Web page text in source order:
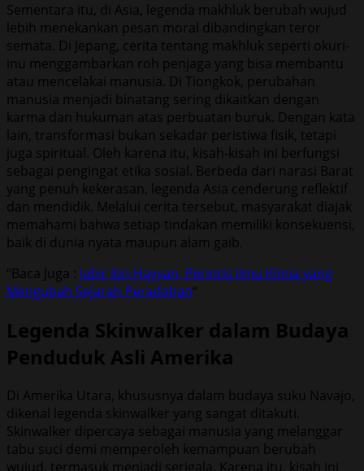
Sementara itu, di Asia, legenda makhluk berubah wujud
lebih menekankan pesan moral dibandingkan teror
semata. Di Jepang, cerita tentang makhluk seperti okuri-
inu menggambarkan roh penjaga yang bisa membantu
atau mencelakai manusia. Di Tiongkok, perubahan
manusia menjadi binatang sering dikaitkan dengan
karma dan hukuman atas perbuatan buruk. Dengan kata
lain, transformasi bukan sekadar peristiwa fisik, tetapi
juga spiritual. Oleh karena itu, kisah-kisah ini berfungsi
sebagai pengingat etika sosial. Berbeda dari narasi Barat
yang penuh kekerasan, legenda Asia cenderung reflektif
dan mendidik. Melalui cerita tersebut, masyarakat diajak
memahami bahwa setiap tindakan memiliki konsekuensi,
baik di dunia nyata maupun alam gaib.
“Baca Juga : Jabir ibn Hayyan, Perintis Ilmu Kimia yang
Mengubah Sejarah Peradaban“
Legenda Skinwalker dalam Budaya
Penduduk Asli Amerika
Di Amerika Utara, khususnya dalam budaya suku Navajo,
dikenal legenda skinwalker yang sangat ditakuti.
Skinwalker dipercaya sebagai manusia yang melanggar
tabu suci demi memperoleh kemampuan berubah
wujud, termasuk menjadi serigala. Karena itu, kisah ini